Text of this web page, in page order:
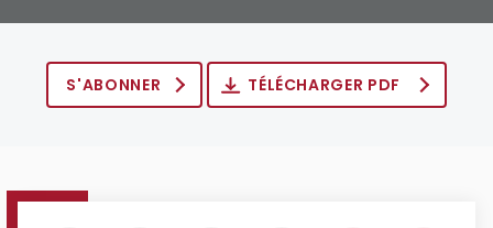
S'ABONNER TÉLÉCHARGER PDF